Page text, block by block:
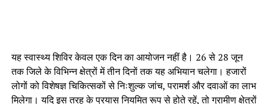
यह स्वास्थ्य शिविर केवल एक दिन का आयोजन नहीं है। 26 से 28 जून
तक जिले के विभिन्न क्षेत्रों में तीन दिनों तक यह अभियान चलेगा। हजारों
लोगों को विशेषज्ञ चिकित्सकों से निःशुल्क जांच, परामर्श और दवाओं का लाभ
मिलेगा। यदि इस तरह के प्रयास नियमित रूप से होते रहें, तो ग्रामीण क्षेत्रों